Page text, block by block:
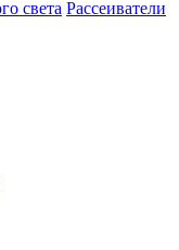
Рассеиватели